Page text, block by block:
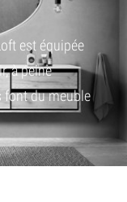
est équipée
à peine
font du meuble